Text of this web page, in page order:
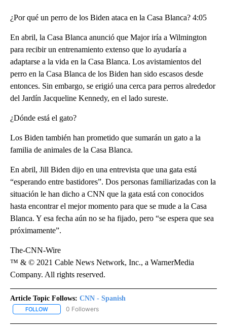
¿Por qué un perro de los Biden ataca en la Casa Blanca? 4:05
En abril, la Casa Blanca anunció que Major iría a Wilmington
para recibir un entrenamiento extenso que lo ayudaría a
adaptarse a la vida en la Casa Blanca. Los avistamientos del
perro en la Casa Blanca de los Biden han sido escasos desde
entonces. Sin embargo, se erigió una cerca para perros alrededor
del Jardín Jacqueline Kennedy, en el lado sureste.
¿Dónde está el gato?
Los Biden también han prometido que sumarán un gato a la
familia de animales de la Casa Blanca.
En abril, Jill Biden dijo en una entrevista que una gata está
“esperando entre bastidores”. Dos personas familiarizadas con la
situación le han dicho a CNN que la gata está con conocidos
hasta encontrar el mejor momento para que se mude a la Casa
Blanca. Y esa fecha aún no se ha fijado, pero “se espera que sea
próximamente”.
The-CNN-Wire
™ & © 2021 Cable News Network, Inc., a WarnerMedia
Company. All rights reserved.
Article Topic Follows: CNN - Spanish
FOLLOW FOLLOW "CNN - SPANISH" TO RECEIVE NOTIFICATIONS ABOUT
0 Followers